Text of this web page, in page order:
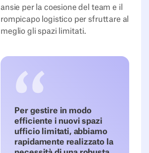
ansie per la coesione del team e il
rompicapo logistico per sfruttare al
meglio gli spazi limitati.
Per gestire in modo
efficiente i nuovi spazi
ufficio limitati, abbiamo
rapidamente realizzato la